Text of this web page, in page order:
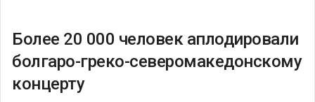
Более 20 000 человек аплодировали
болгаро-греко-северомакедонскому
концерту